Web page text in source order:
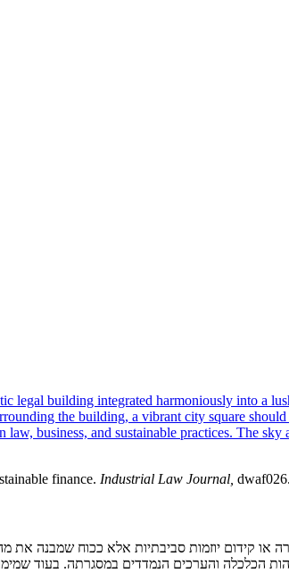
finance. Industrial Law Journal, dwaf026.
קידום יוזמות סביבתיות אלא ככוח שמבנה את
הכלכלה והערכים הנמדדים במסגרתה. בעוד